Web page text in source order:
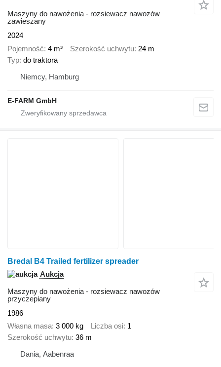
Maszyny do nawożenia - rozsiewacz nawozów
zawieszany
2024
Pojemność 4 m³ Szerokość uchwytu 24 m
Typ do traktora
Niemcy, Hamburg
E-FARM GmbH
Bredal B4 Trailed fertilizer spreader
Aukcja
Maszyny do nawożenia - rozsiewacz nawozów
przyczepiany
1986
Własna masa 3 000 kg Liczba osi 1
Szerokość uchwytu 36 m
Dania, Aabenraa